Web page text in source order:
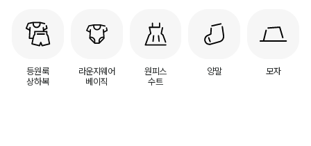
등원룩
상하복
라운지웨어
베이직
원피스
수트
양말 모자